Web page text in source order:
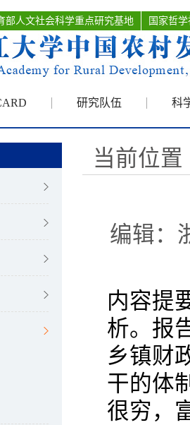
部人文社会科学重点研究基地 国家哲
研究队伍 科
当前位置
编辑：
内容提
析。报
乡镇财
干的体
很穷，